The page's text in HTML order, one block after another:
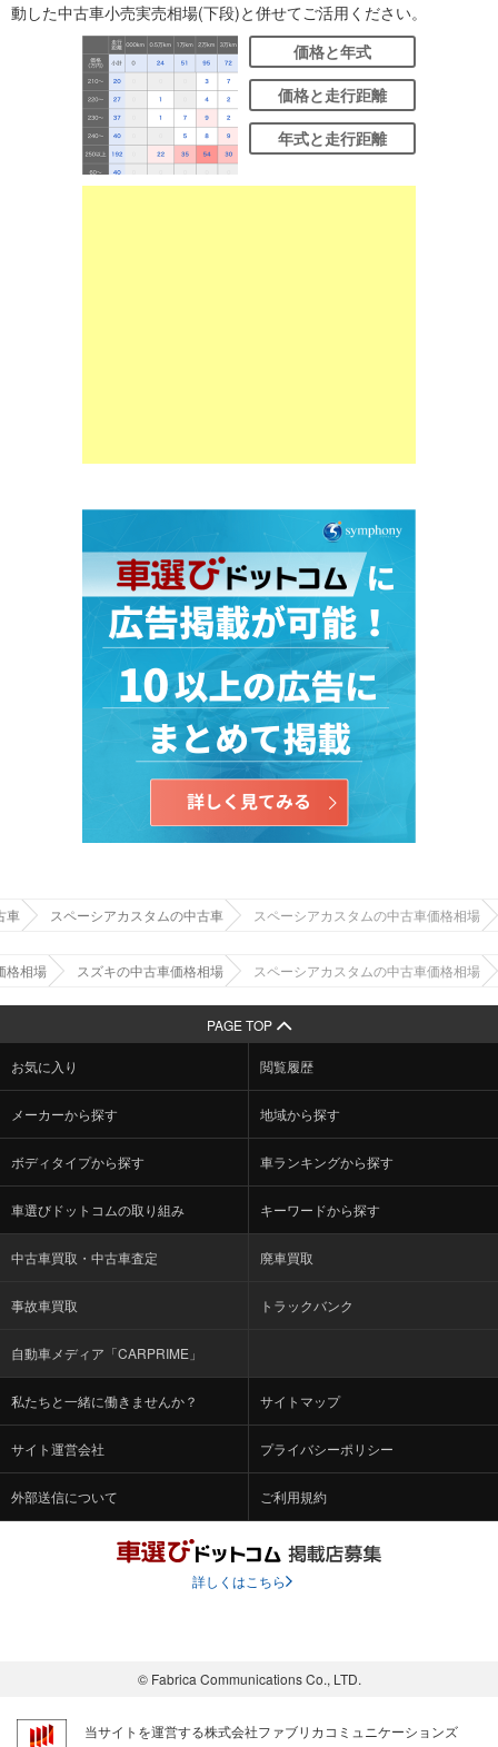
動した中古車小売実売相場(下段)と併せてご活用ください。
価格と年式
価格と走行距離
年式と走行距離
車 スペーシアカスタムの中古車 スペーシアカスタムの中古車価格相場
格相場 スズキの中古車価格相場 スペーシアカスタムの中古車価格相場
PAGE TOP
お気に入り 閲覧履歴
メーカーから探す 地域から探す
ボディタイプから探す 車ランキングから探す
車選びドットコムの取り組み キーワードから探す
中古車買取・中古車査定 廃車買取
事故車買取 トラックバンク
自動車メディア「CARPRIME」
私たちと一緒に働きませんか？ サイトマップ
サイト運営会社 プライバシーポリシー
外部送信について ご利用規約
詳しくはこちら
© Fabrica Communications Co., LTD.
当サイトを運営する株式会社ファブリカコミュニケーションズ